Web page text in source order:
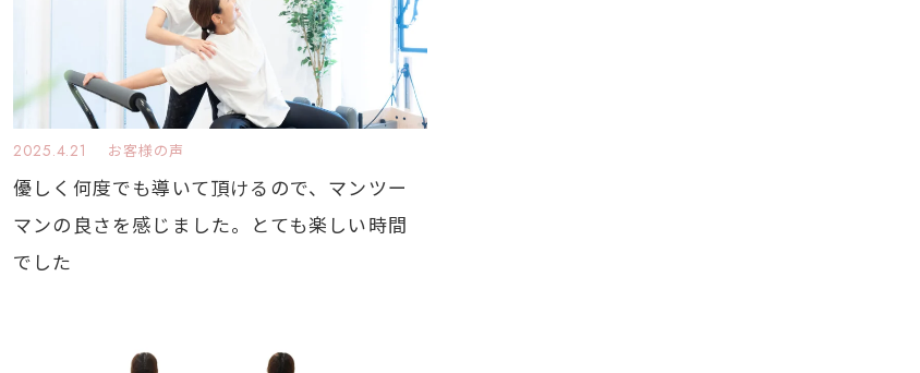
2025.4.21 お客様の声
優しく何度でも導いて頂けるので、マンツー
マンの良さを感じました。とても楽しい時間
でした